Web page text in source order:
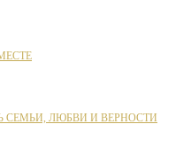
СЕМЬИ, ЛЮБВИ И ВЕРНОСТИ